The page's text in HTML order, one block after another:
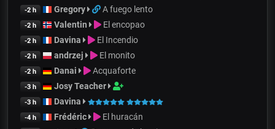
-2 h Gregory A fuego lento
-2 h Valentin El encopao
-2 h Davina El Incendio
-2 h andrzej El monito
-2 h Danai Acquaforte
-3 h Josy Teacher
-3 h Davina
-4 h Frédéric El huracán